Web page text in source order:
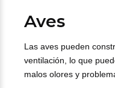
Aves
Las aves pueden
ventilación, lo que
malos olores y